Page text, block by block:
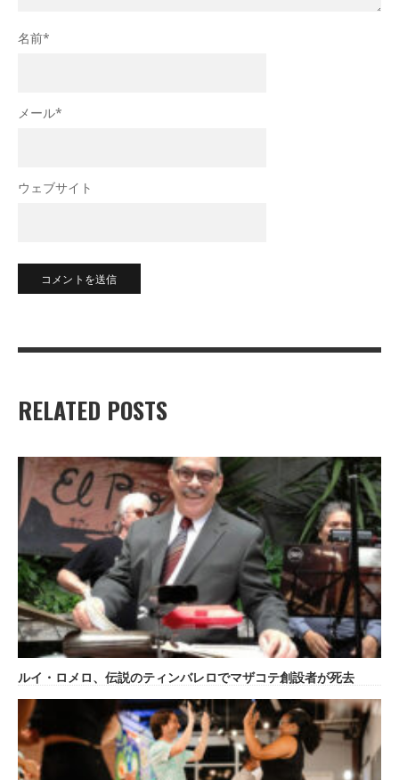
名前*
メール*
ウェブサイト
RELATED POSTS
ルイ・ロメロ、伝説のティンバレロでマザコテ創設者が死去